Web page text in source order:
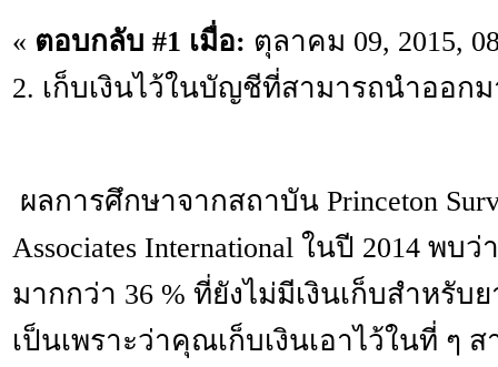
« ตอบกลับ #1 เมื่อ: ตุลาคม 09, 2015,
2. เก็บเงินไว้ในบัญชีที่สามารถนำออกม
ผลการศึกษาจากสถาบัน Princeton
Associates International ในปี 2014 พ
มากกว่า 36 % ที่ยังไม่มีเงินเก็บสำหรั
เป็นเพราะว่าคุณเก็บเงินเอาไว้ในที่ ๆ